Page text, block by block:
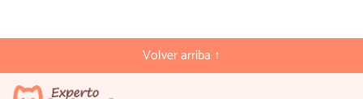
Volver arriba ↑